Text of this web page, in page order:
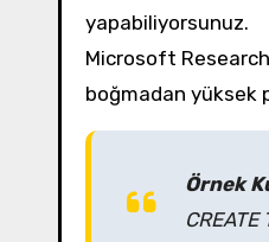
yapabiliyorsunuz.
Microsoft
boğmadan yüksek
Örnek